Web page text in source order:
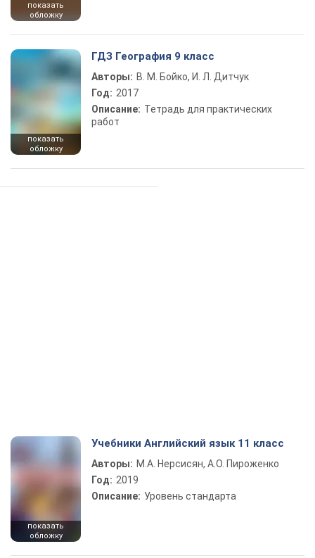
показать
обложку
показать
обложку
ГДЗ География 9 класс
Авторы: В. М. Бойко, И. Л. Дитчук
Год: 2017
Описание: Тетрадь для практических
работ
показать
обложку
Учебники Английский язык 11 класс
Авторы: М.А. Нерсисян, А.О. Пироженко
Год: 2019
Описание: Уровень стандарта